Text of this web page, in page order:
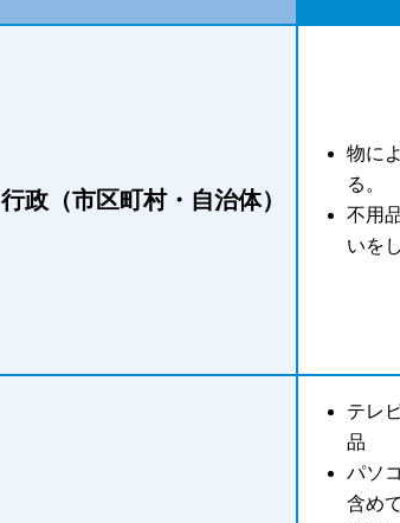
行政（市区町村・自治体）
物に
る。
不用
いを
テレ
品
パソ
含め